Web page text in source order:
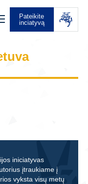
Pateikite
inciatyvą
iniciatyvas
įtraukiame į
vyksta visų metų